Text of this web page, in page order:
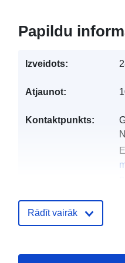
Papildu
Izveidots:
Atjaunot:
Kontaktpunkts:
Rādīt vairāk